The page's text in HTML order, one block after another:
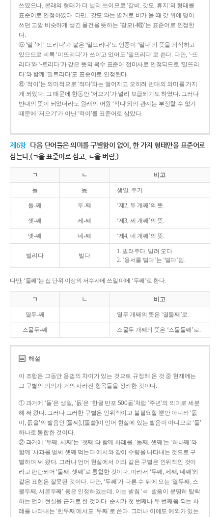
쓰였으나, 본래의 형태가 더 널리 쓰이므로 ‘갈비, 갓모, 휴지’의 형태를
표준어로 인정하였다. 다만, ‘갓모’와는 별개로 비가 올 때 갓 위에 덮어
쓰던 고깔 비슷하게 생긴 물건을 뜻하는 ‘갈모(-帽)’는 표준어로 인정한
다.
⑤ ‘밀-’에 ‘-뜨리다’가 붙은 ‘밀뜨리다’도 언중이 ‘밀다’의 뜻을 의식하고
있으므로 비록 ‘미뜨리다’가 쓰이고 있어도 ‘밀뜨리다’로 쓴다. 다만, ‘-뜨
리다’와 ‘-트리다’가 같은 뜻의 복수 표준어 접미사로 인정되므로 ‘밀뜨리
다’와 함께 ‘밀트리다’도 표준어로 인정된다.
⑥ ‘적이’는 의미적으로 ‘적다’와는 멀어지고 오히려 반대의 의미를 가지
게 되었다. 그 때문에 한동안 ‘저으기’가 널리 보급되기도 하였다. 그러나
반대의 뜻이 되었더라도 원래의 어원 ‘적다’와의 관계는 부정할 수 없기
때문에 ‘저으기’가 아닌 ‘적이’를 표준어로 삼았다.
제6항 다음 단어들은 의미를 구별함이 없이, 한 가지 형태만을 표준어로
삼는다.(ㄱ을 표준어로 삼고, ㄴ을 버림.)
ㄱ ㄴ 비고
돌 돐 생일, 주기.
둘-째 두-째 ‘제2, 두 개째’의 뜻.
셋-째 세-째 ‘제3, 세 개째’의 뜻.
넷-째 네-째 ‘제4, 네 개째’의 뜻.
빌리다 빌다
1. 빌려주다, 빌려 오다.
2. ‘용서를 빌다’는 ‘빌다’임.
다만, ‘둘째’는 십 단위 이상의 서수사에 쓰일 때에 ‘두째’로 한다.
ㄱ ㄴ 비고
열두-째 열두 개째의 뜻은 ‘열둘째’로.
스물두-째 스물두 개째의 뜻은 ‘스물둘째’로.
해설
이 조항은 그동안 용법의 차이가 있는 것으로 규정해 온 것 중 현재에는
그 구별의 의의가 거의 사라진 항목들을 정리한 것이다.
① 과거에 ‘돌’은 생일, ‘돐’은 ‘한글 반포 500돐’처럼 ‘주년’의 의미로 세분
해 써 왔다. 그러나 그러한 구별은 인위적이고 불필요할 뿐만 아니라 ‘돐
이, 돐을’의 발음인 [돌씨], [돌쓸]이 언어 현실에 있는 발음이 아니므로 ‘돌’
하나로 통합한 것이다.
② 과거에 ‘두째, 세째’는 ‘첫째’와 함께 차례를, ‘둘째, 셋째’는 ‘하나째’와
함께 ‘사과를 벌써 셋째 먹는다’에서와 같이 수량을 나타내는 것으로 구
별하여 써 왔다. 그러나 언어 현실에서 이와 같은 구별은 인위적인 것이
라고 판단되어 ‘둘째, 셋째’로 통합한 것이다. 따라서 ‘두째, 세째, 네째’와
같은 표현은 잘못된 것이다. 다만, ‘두째’가 다른 수 뒤에 오는 ‘열두째, 스
물두째, 서른두째’ 등은 인정하였는데, 이는 받침 ‘ㄹ’ 발음이 분명히 탈락
하는 언어 현실을 근거로 한 것이다. 순서가 첫 번째나 두 번째쯤 되는 차
례를 나타내는 ‘한두째’에서도 ‘두째’로 쓴다. 그러나 이에도 예외가 있는